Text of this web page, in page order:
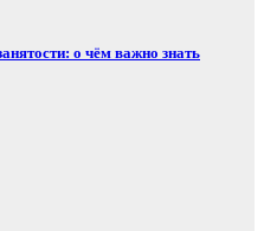
о чём важно знать